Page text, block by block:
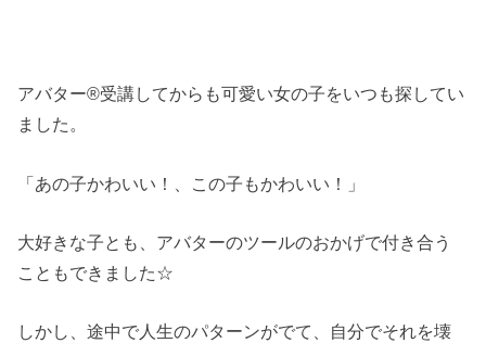
アバター®受講してからも可愛い女の子をいつも探してい
ました。
「あの子かわいい！、この子もかわいい！」
大好きな子とも、アバターのツールのおかげで付き合う
こともできました☆
しかし、途中で人生のパターンがでて、自分でそれを壊